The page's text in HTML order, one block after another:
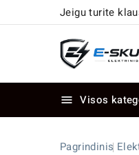
Jeigu turite
 Visos
Pagrindinis